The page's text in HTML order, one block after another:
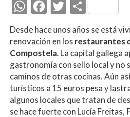
W
h
at
s
A
p
p
F
e
b
o
o
k
T
w
itt
er
C
m
p
ar
ti
r
Desde hace unos años se está
renovación en los restaurantes
Compostela. La capital gallega
gastronomía con sello local y no
caminos de otras cocinas. Aún
turísticos a 15 euros pesa y
algunos locales que tratan de
se hace fuerte con Lucía Freitas,